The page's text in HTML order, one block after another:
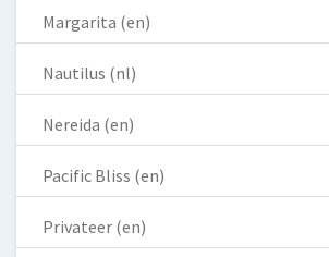
Margarita (en)
Nautilus (nl)
Nereida (en)
Pacific Bliss (en)
Privateer (en)